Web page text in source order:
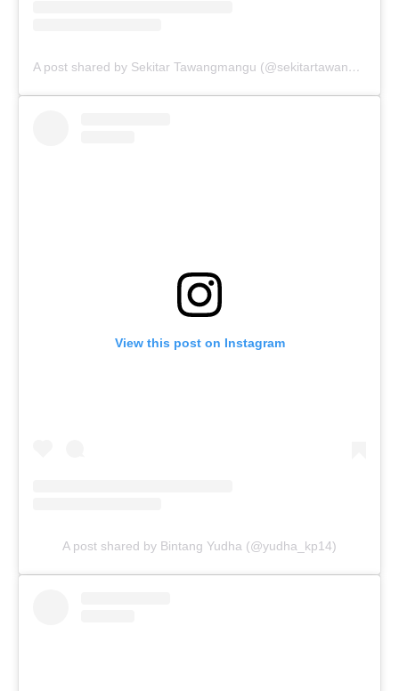
A post shared by Sekitar Tawangmangu (@sekitartawangmangu)
View this post on Instagram
A post shared by Bintang Yudha (@yudha_kp14)